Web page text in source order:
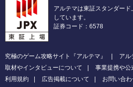
アルテマは東証スタンダー
しています。
証券コード：6578
究極のゲーム攻略サイト『アルテマ』
アル
取材やインタビューについて
事業提携や公
利用規約
広告掲載について お問い合